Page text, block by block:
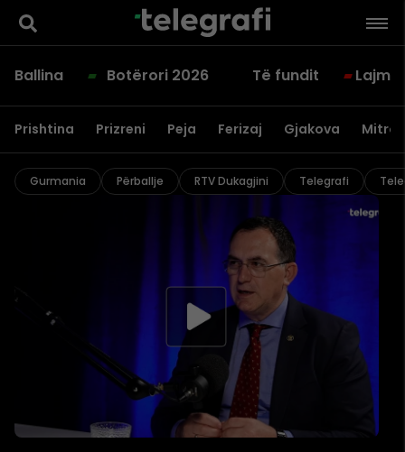
Ballina Botërori 2026 Të fundit Lajme
Prishtina Prizreni Peja Ferizaj Gjakova
Gurmania Përballje RTV Dukagjini Telegrafi